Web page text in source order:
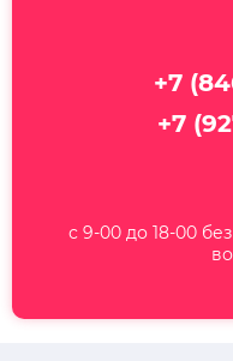
+7
+7
с 9-00 до 18-00